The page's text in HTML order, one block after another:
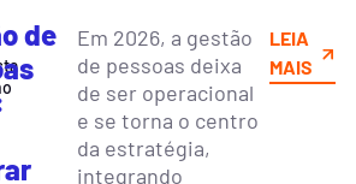
de
Em 2026, a gestão
de pessoas deixa
de ser operacional
e se torna o centro
da estratégia,
integrando
LEIA
MAIS